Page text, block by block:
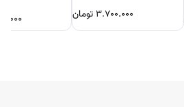
۳.۷۰۰.۰۰۰تومان